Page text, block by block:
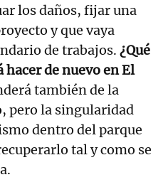
los daños, fijar una
y que vaya
de trabajos. ¿Qué
hacer de nuevo en El
también de la
pero la singularidad
dentro del parque
tal y como se